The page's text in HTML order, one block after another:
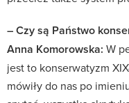
– Czy są Państwo
Anna Komorowska: W
jest to konserwatyzm
mówiły do nas po